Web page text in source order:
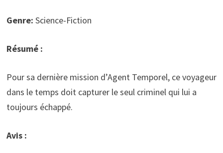
Genre: Science-Fiction
Résumé :
Pour sa dernière mission d’Agent Temporel, ce voyageur
dans le temps doit capturer le seul criminel qui lui a
toujours échappé.
Avis :